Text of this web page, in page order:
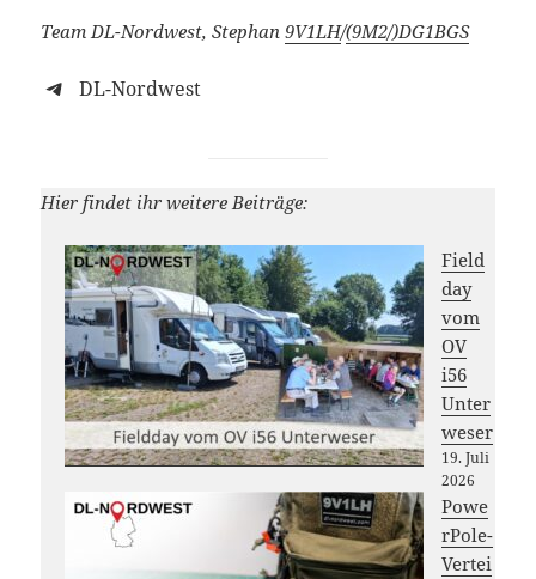
Team DL-Nordwest, Stephan9V1LH/(9M2/)DG1BGS
DL-Nordwest
Hier findet ihr weitere Beiträge:
Field
day
vom
OV
i56
Unter
weser
19. Juli
2026
Powe
rPole-
Vertei